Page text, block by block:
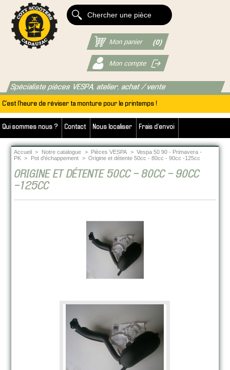
Spécialiste pièces VESPA, atelier, achat / vente
C'est l'heure de réviser ta monture pour le printemps !
Qui sommes nous ? Contact Nous localiser Frais d'envoi
Mon panier (0)
Mon compte
Accueil > Notre catalogue > Pièces VESPA > Vespa 50 90 - Primavera -
PK > Pot d'échappement > Origine et détente 50cc - 80cc - 90cc -125cc
ORIGINE ET DÉTENTE 50CC - 80CC - 90CC
-125CC